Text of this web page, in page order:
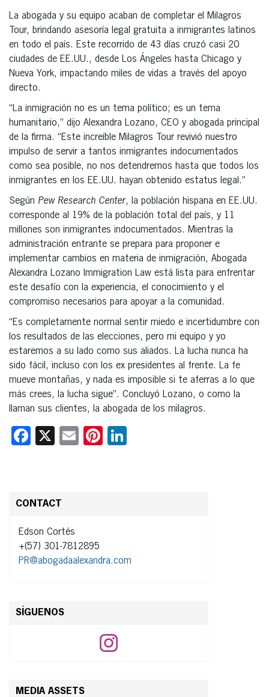
La abogada y su equipo acaban de completar el Milagros
Tour, brindando asesoría legal gratuita a inmigrantes latinos
en todo el país. Este recorrido de 43 días cruzó casi 20
ciudades de EE.UU., desde Los Ángeles hasta Chicago y
Nueva York, impactando miles de vidas a través del apoyo
directo.
“La inmigración no es un tema político; es un tema
humanitario,” dijo Alexandra Lozano, CEO y abogada principal
de la firma. “Este increíble Milagros Tour revivió nuestro
impulso de servir a tantos inmigrantes indocumentados
como sea posible, no nos detendremos hasta que todos los
inmigrantes en los EE.UU. hayan obtenido estatus legal.”
Según Pew Research Center, la población hispana en EE.UU.
corresponde al 19% de la población total del país, y 11
millones son inmigrantes indocumentados. Mientras la
administración entrante se prepara para proponer e
implementar cambios en materia de inmigración, Abogada
Alexandra Lozano Immigration Law está lista para enfrentar
este desafío con la experiencia, el conocimiento y el
compromiso necesarios para apoyar a la comunidad.
“Es completamente normal sentir miedo e incertidumbre con
los resultados de las elecciones, pero mi equipo y yo
estaremos a su lado como sus aliados. La lucha nunca ha
sido fácil, incluso con los ex presidentes al frente. La fe
mueve montañas, y nada es imposible si te aferras a lo que
más crees, la lucha sigue”. Concluyó Lozano, o como la
llaman sus clientes, la abogada de los milagros.
Facebook
X EmailPinterest
CONTACT
Edson Cortés
+(57) 301-7812895
PR@abogadaalexandra.com
SÍGUENOS
MEDIA ASSETS